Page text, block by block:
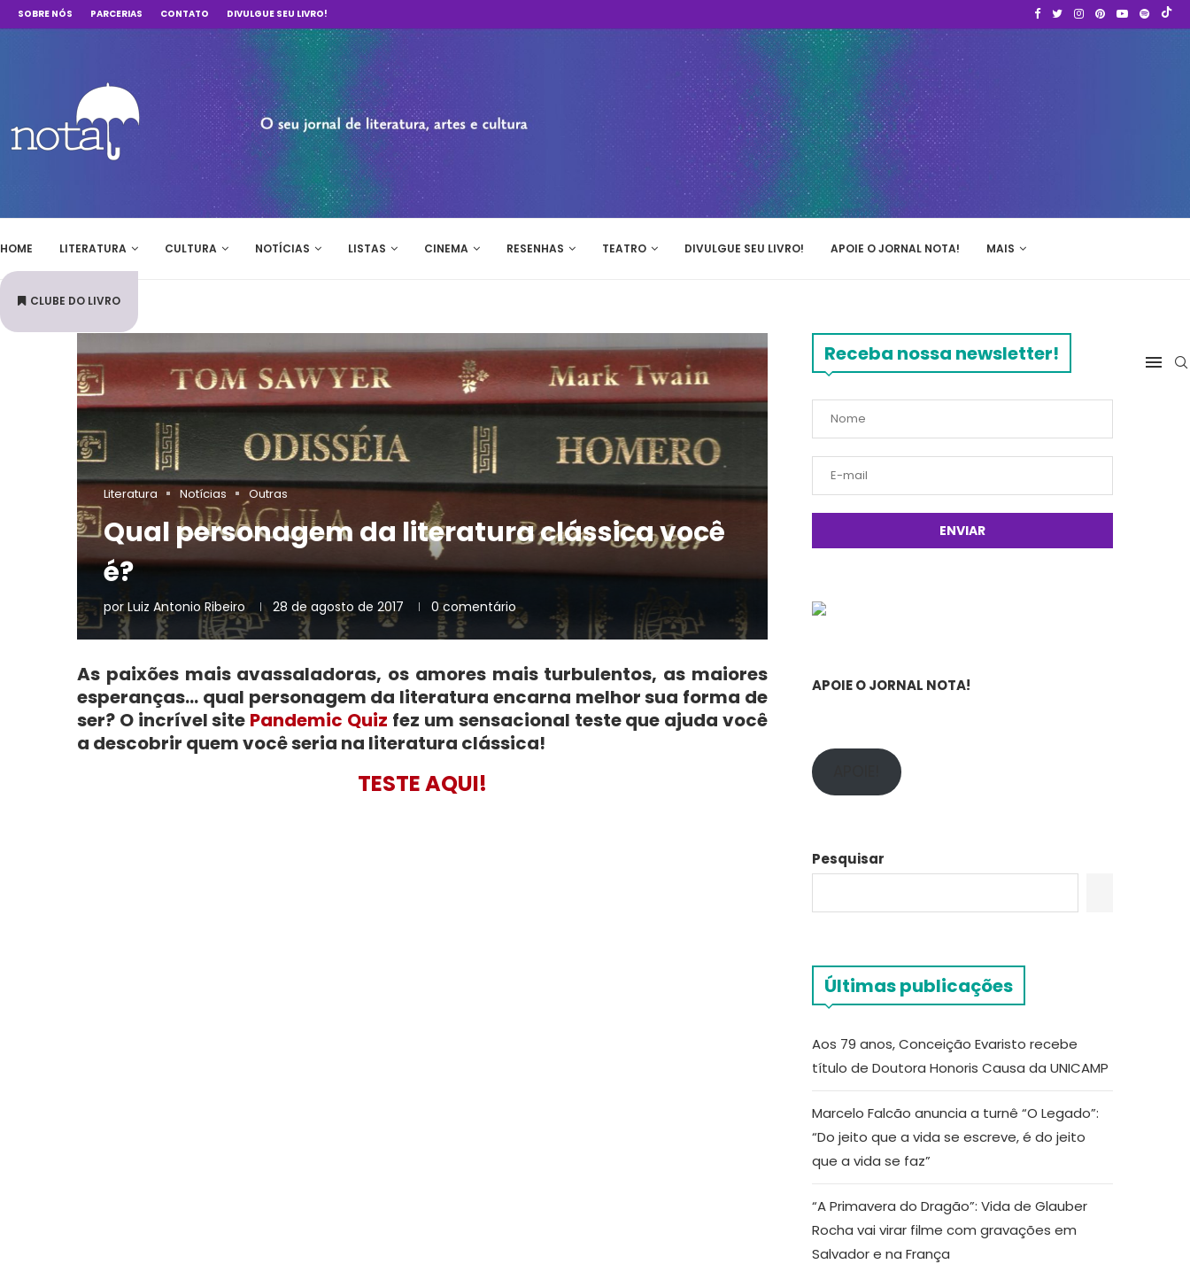
SOBRE NÓS PARCERIAS CONTATO DIVULGUE SEU LIVRO!
HOME LITERATURA CULTURA NOTÍCIAS LISTAS CINEMA RESENHAS TEATRO DIVULGUE SEU LIVRO! APOIE O JORNAL NOTA! MAIS
CLUBE DO LIVRO
Literatura Notícias Outras
Qual personagem da literatura clássica você
é?
por Luiz Antonio Ribeiro 28 de agosto de 2017 0 comentário
As paixões mais avassaladoras, os amores mais turbulentos, as maiores
esperanças… qual personagem da literatura encarna melhor sua forma de
ser? O incrível site Pandemic Quiz fez um sensacional teste que ajuda você
a descobrir quem você seria na literatura clássica!
TESTE AQUI!
Receba nossa newsletter!
APOIE O JORNAL NOTA!
Pesquisar
Últimas publicações
Aos 79 anos, Conceição Evaristo recebe
título de Doutora Honoris Causa da UNICAMP
Marcelo Falcão anuncia a turnê “O Legado”:
“Do jeito que a vida se escreve, é do jeito
que a vida se faz”
“A Primavera do Dragão”: Vida de Glauber
Rocha vai virar filme com gravações em
Salvador e na França